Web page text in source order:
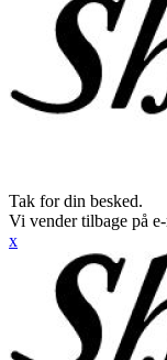
Tak for din besked.
Vi vender tilbage på
x